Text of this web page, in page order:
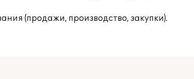
(продажи, производство, закупки).